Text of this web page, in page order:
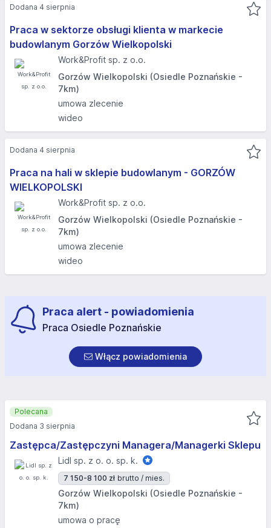
Praca w sektorze obsługi klienta w markecie
budowlanym Gorzów Wielkopolski
Work&Profit sp. z o.o.
Gorzów Wielkopolski (Osiedle Poznańskie -
7km)
umowa zlecenie
wideo
Dodana 4 sierpnia
Praca na hali w sklepie budowlanym - GORZÓW
WIELKOPOLSKI​
Work&Profit sp. z o.o.
Gorzów Wielkopolski (Osiedle Poznańskie -
7km)
umowa zlecenie
wideo
Dodana 4 sierpnia
Praca alert - powiadomienia
Praca Osiedle Poznańskie
Włącz powiadomienia
Zastępca/Zastępczyni Managera/Managerki Sklepu
Lidl sp. z o. o. sp. k.
7 150-8 100 zł brutto / mies.
Gorzów Wielkopolski (Osiedle Poznańskie -
7km)
umowa o pracę
Polecana
Dodana 3 sierpnia